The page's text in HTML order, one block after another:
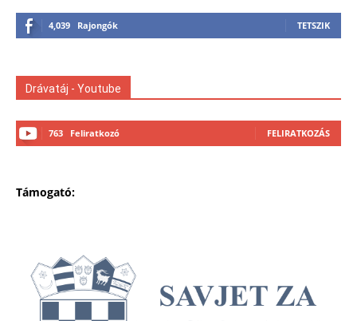
4,039 Rajongók TETSZIK
Drávatáj - Youtube
763 Feliratkozó FELIRATKOZÁS
Támogató: